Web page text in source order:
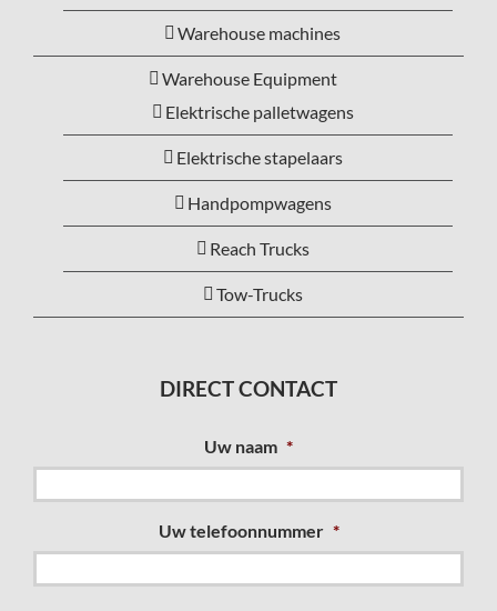
Warehouse machines
Warehouse Equipment
Elektrische palletwagens
Elektrische stapelaars
Handpompwagens
Reach Trucks
Tow-Trucks
DIRECT CONTACT
Uw naam *
Uw telefoonnummer *